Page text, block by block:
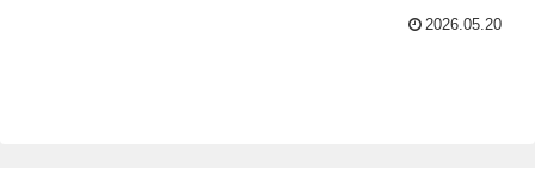
日の5%オフとか※価格は5％オフ
2026.05.20